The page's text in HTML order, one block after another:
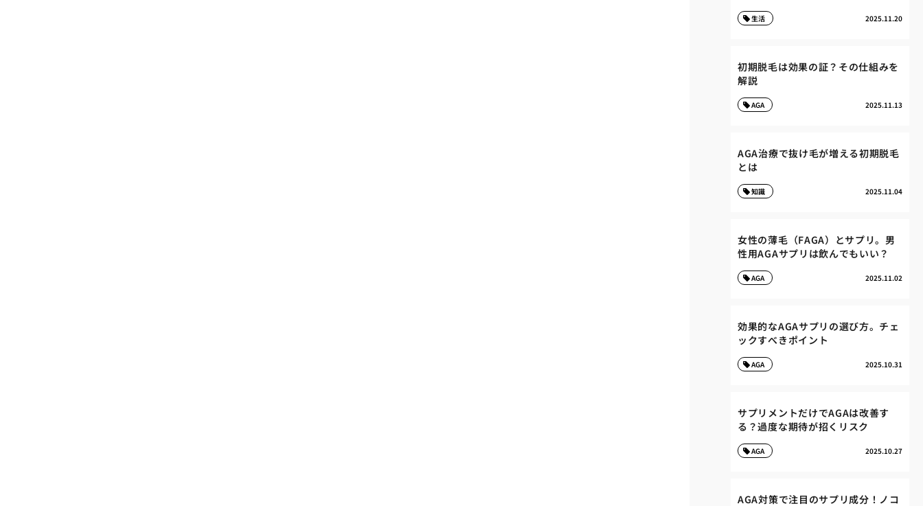
2025.11.20
生活
初期脱毛は効果の証？その仕組みを
解説
2025.11.13
AGA
AGA治療で抜け毛が増える初期脱毛
とは
2025.11.04
知識
女性の薄毛（FAGA）とサプリ。男
性用AGAサプリは飲んでもいい？
2025.11.02
AGA
効果的なAGAサプリの選び方。チェ
ックすべきポイント
2025.10.31
AGA
サプリメントだけでAGAは改善す
る？過度な期待が招くリスク
2025.10.27
AGA
AGA対策で注目のサプリ成分！ノコ